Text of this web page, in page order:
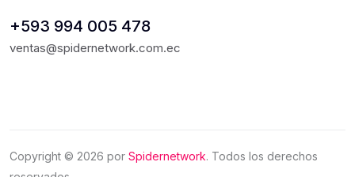
+593 994 005 478
ventas@spidernetwork.com.ec
Copyright © 2026 por Spidernetwork. Todos los derechos